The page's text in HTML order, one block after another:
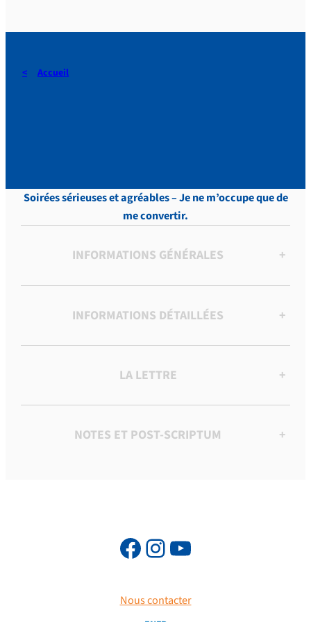
Accueil
Soirées sérieuses et agréables – Je ne m’occupe que de
me convertir.
INFORMATIONS GÉNÉRALES +
INFORMATIONS DÉTAILLÉES +
LA LETTRE +
NOTES ET POST-SCRIPTUM +
Nous contacter